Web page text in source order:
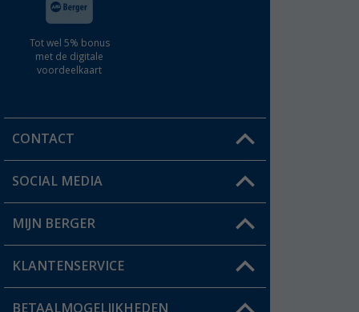
Tot wel 5% bonus
met de digitale
voordeelkaart
CONTACT
Een vraag?
Winkel vinden
SOCIAL MEDIA
MIJN BERGER
Mijn account
Status bestelling
KLANTENSERVICE
BETAALMOGELIJKHEDEN